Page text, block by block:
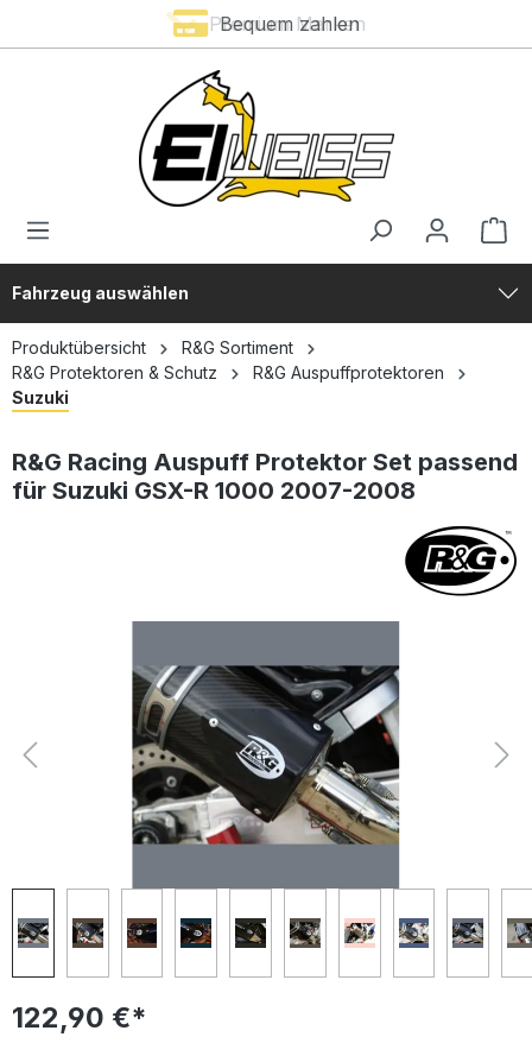
Premium Marken
Bequem zahlen
Fahrzeug auswählen
Produktübersicht
R&G Sortiment
R&G Protektoren & Schutz
R&G Auspuffprotektoren
Suzuki
R&G Racing Auspuff Protektor Set passend
für Suzuki GSX-R 1000 2007-2008
122,90 €*